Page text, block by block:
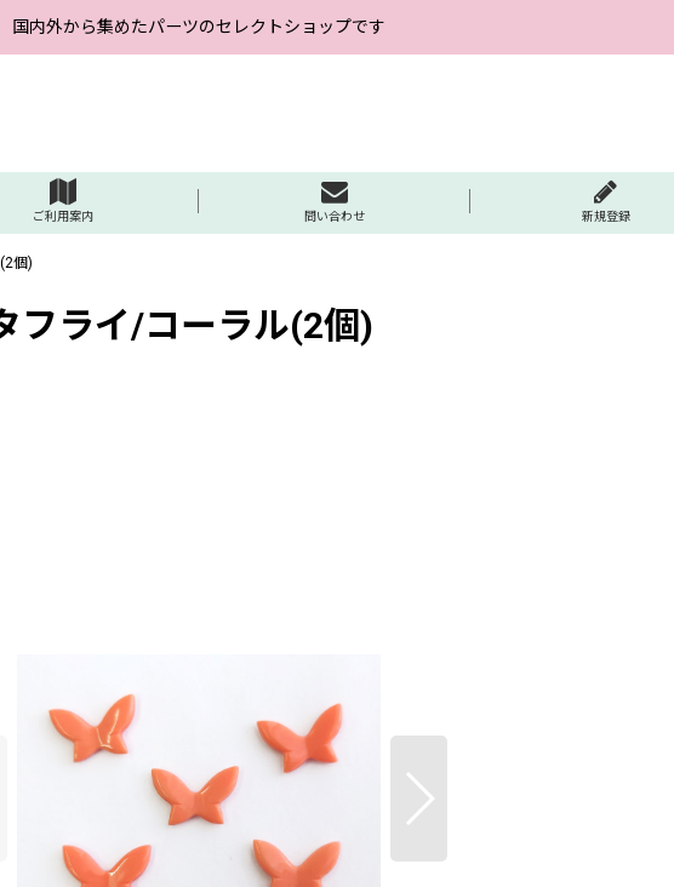
国内外から集めたパーツのセレクトショップです
ご利用案内 問い合わせ 新規登録
個)
フライ/コーラル(2個)